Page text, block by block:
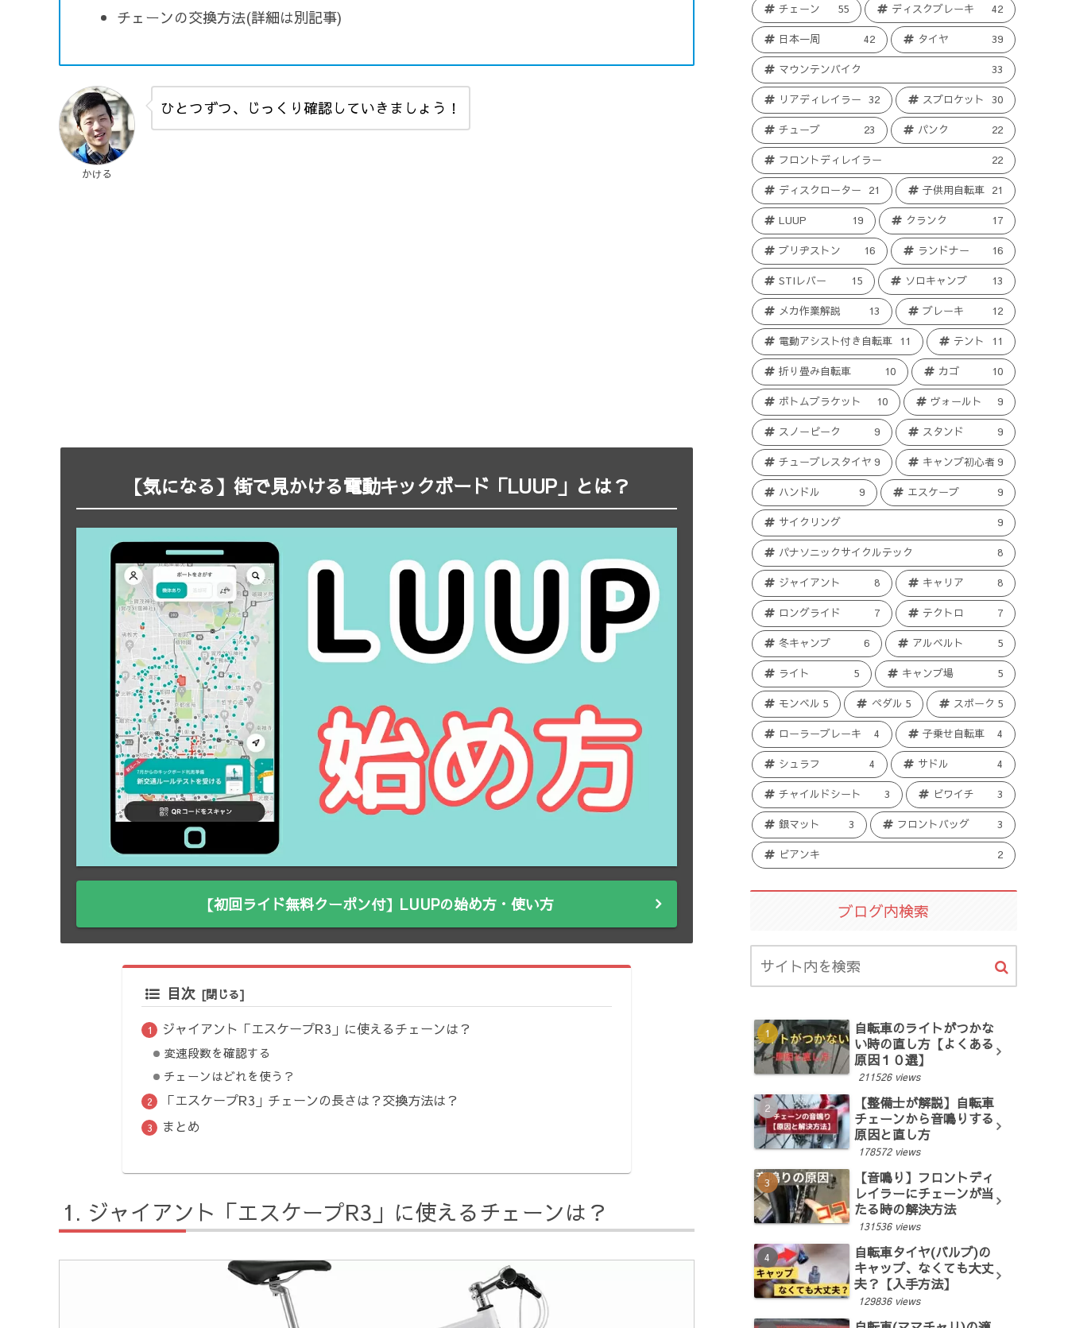
チェーンの交換方法(詳細は別記事)
かける
ひとつずつ、じっくり確認していきましょう！
【気になる】街で見かける電動キックボード「LUUP」とは？
【初回ライド無料クーポン付】LUUPの始め方・使い方
目次
ジャイアント「エスケープR3」に使えるチェーンは？
変速段数を確認する
チェーンはどれを使う？
「エスケープR3」チェーンの長さは？交換方法は？
まとめ
ジャイアント「エスケープR3」に使えるチェーンは？
チェーン 55 ディスクブレーキ 42
日本一周 42 タイヤ 39
マウンテンバイク 33
リアディレイラー 32 スプロケット 30
チューブ 23 パンク 22
フロントディレイラー 22
ディスクローター 21 子供用自転車 21
LUUP 19 クランク 17
ブリヂストン 16 ランドナー 16
STIレバー 15 ソロキャンプ 13
メカ作業解説 13 ブレーキ 12
電動アシスト付き自転車 11 テント 11
折り畳み自転車 10 カゴ 10
ボトムブラケット 10 ヴォールト 9
スノーピーク 9 スタンド 9
チューブレスタイヤ 9 キャンプ初心者 9
ハンドル 9 エスケープ 9
サイクリング 9
パナソニックサイクルテック 8
ジャイアント 8 キャリア 8
ロングライド 7 テクトロ 7
冬キャンプ 6 アルベルト 5
ライト 5 キャンプ場 5
モンベル 5 ペダル 5 スポーク 5
ローラーブレーキ 4 子乗せ自転車 4
シュラフ 4 サドル 4
チャイルドシート 3 ビワイチ 3
銀マット 3 フロントバッグ 3
ビアンキ 2
ブログ内検索
自転車のライトがつかな
い時の直し方【よくある
原因１０選】
211526 views
【整備士が解説】自転車
チェーンから音鳴りする
原因と直し方
178572 views
【音鳴り】フロントディ
レイラーにチェーンが当
たる時の解決方法
131536 views
自転車タイヤ(バルブ)の
キャップ、なくても大丈
夫？【入手方法】
129836 views